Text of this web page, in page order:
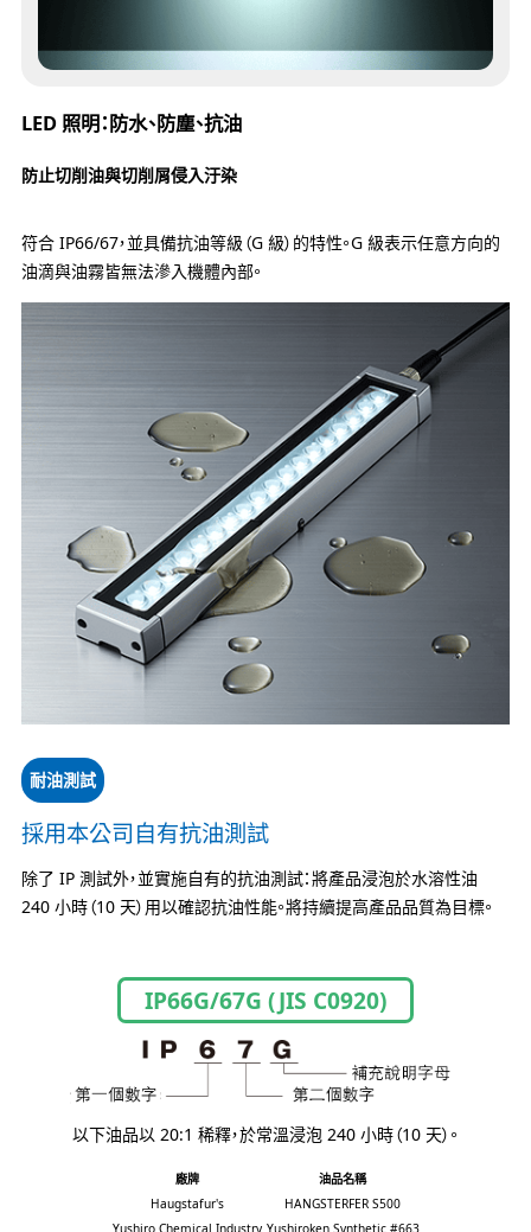
LED 照明：防水、防塵、抗油
防止切削油與切削屑侵入汙染
符合 IP66/67，並具備抗油等級（G 級）的特性。G 級表示任意方向的
油滴與油霧皆無法滲入機體內部。
耐油測試
採用本公司自有抗油測試
除了 IP 測試外，並實施自有的抗油測試：將產品浸泡於水溶性油
240 小時（10 天）用以確認抗油性能。將持續提高產品品質為目標。
IP66G/67G (JIS C0920)
以下油品以 20:1 稀釋，於常溫浸泡 240 小時（10 天）。
廠牌
油品名稱
Haugstafur's
HANGSTERFER S500
Yushiro Chemical Industry Yushiroken Synthetic #663